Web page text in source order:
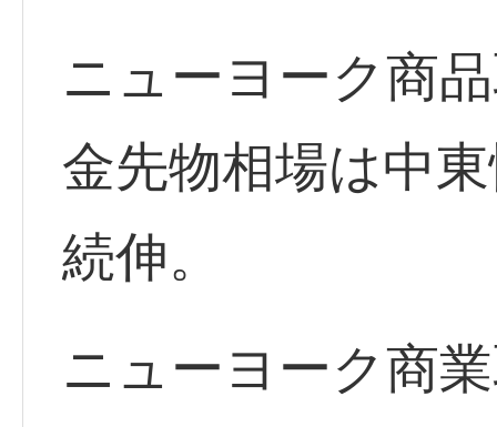
ニューヨーク商
金先物相場は中
続伸。
ニューヨーク商